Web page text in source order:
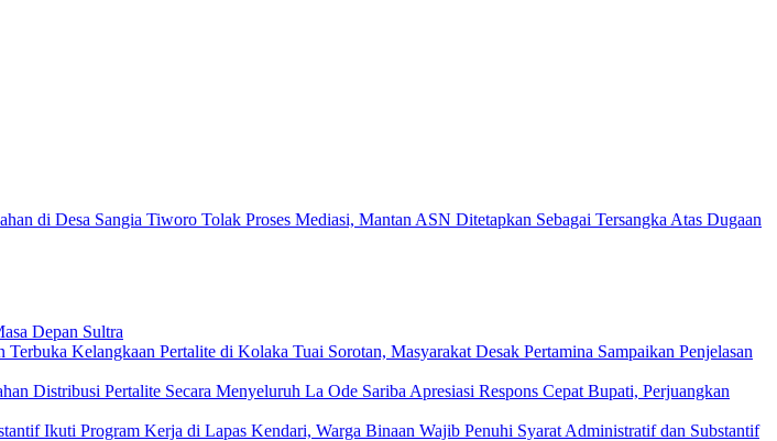
Tolak Proses Mediasi, Mantan ASN Ditetapkan Sebagai Tersangka Atas Dugaan
Depan Sultra
Kelangkaan Pertalite di Kolaka Tuai Sorotan, Masyarakat Desak Pertamina Sampaikan Penjelasan
La Ode Sariba Apresiasi Respons Cepat Bupati, Perjuangkan
Ikuti Program Kerja di Lapas Kendari, Warga Binaan Wajib Penuhi Syarat Administratif dan Substantif